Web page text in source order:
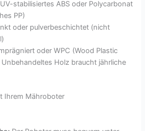
UV-stabilisiertes ABS oder Polycarbonat
PP)
oder pulverbeschichtet (nicht
oder WPC (Wood Plastic
Holz braucht jährliche
Ihrem Mähroboter